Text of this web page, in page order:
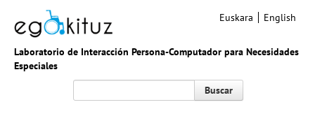
Laboratorio de Interacción Persona-Computador para Necesidades
Especiales
Euskara English
Buscar